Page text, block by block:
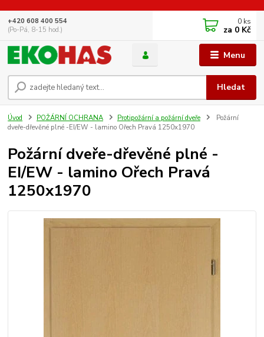
Menu
Hledat
+420 608 400 554
(Po-Pá, 8-15 hod.)
0 ks
za 0 Kč
Úvod POŽÁRNÍ OCHRANA Protipožární a požární dveře
Požární
dveře-dřevěné plné -EI/EW - lamino Ořech Pravá 1250x1970
Požární dveře-dřevěné plné -
EI/EW - lamino Ořech Pravá
1250x1970